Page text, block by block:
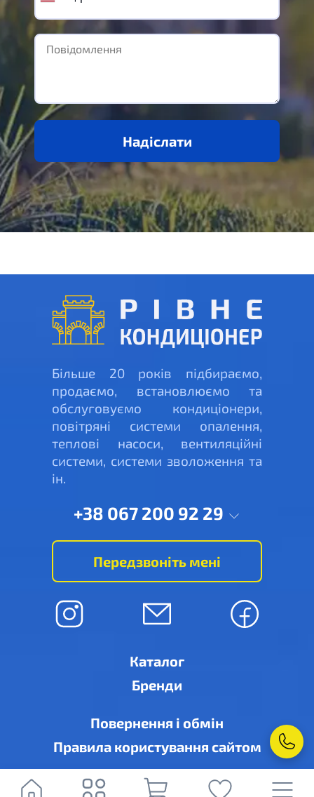
Надіслати
Більше 20 років підбираємо,
продаємо, встановлюємо та
обслуговуємо кондиціонери,
повітряні системи опалення,
теплові насоси, вентиляційні
системи, системи зволоження та
ін.
+38 067 200 92 29
Передзвоніть мені
Каталог
Бренди
Повернення і обмін
Правила користування сайтом
© Рівне-кондиціонер, м. Рівне, вул. Дубенська, 6-А